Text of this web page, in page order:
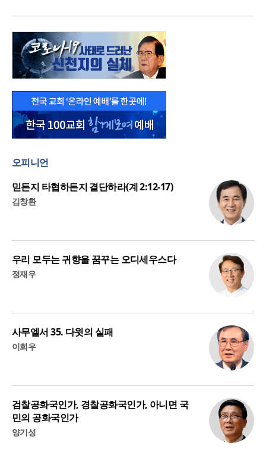
오피니언
믿든지 타협하든지 결단하라(계 2:12-17)
김창환
우리 모두는 귀향을 꿈꾸는 오디세우스다
정재우
사무엘서 35. 다윗의 실패
이희우
검찰공화국인가, 경찰공화국인가, 아니면 국
민의 공화국인가
양기성